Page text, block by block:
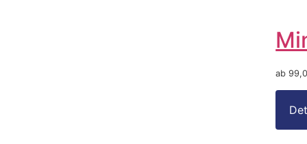
ab